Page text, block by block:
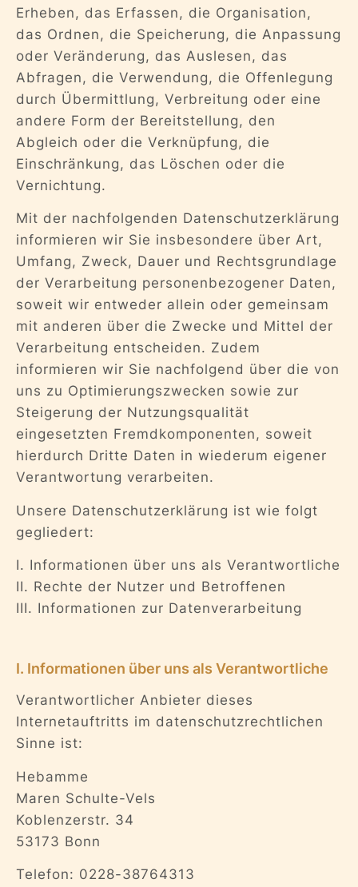
Erheben, das Erfassen, die Organisation,
das Ordnen, die Speicherung, die Anpassung
oder Veränderung, das Auslesen, das
Abfragen, die Verwendung, die Offenlegung
durch Übermittlung, Verbreitung oder eine
andere Form der Bereitstellung, den
Abgleich oder die Verknüpfung, die
Einschränkung, das Löschen oder die
Vernichtung.
Mit der nachfolgenden Datenschutzerklärung
informieren wir Sie insbesondere über Art,
Umfang, Zweck, Dauer und Rechtsgrundlage
der Verarbeitung personenbezogener Daten,
soweit wir entweder allein oder gemeinsam
mit anderen über die Zwecke und Mittel der
Verarbeitung entscheiden. Zudem
informieren wir Sie nachfolgend über die von
uns zu Optimierungszwecken sowie zur
Steigerung der Nutzungsqualität
eingesetzten Fremdkomponenten, soweit
hierdurch Dritte Daten in wiederum eigener
Verantwortung verarbeiten.
Unsere Datenschutzerklärung ist wie folgt
gegliedert:
I. Informationen über uns als Verantwortliche
II. Rechte der Nutzer und Betroffenen
III. Informationen zur Datenverarbeitung
I. Informationen über uns als Verantwortliche
Verantwortlicher Anbieter dieses
Internetauftritts im datenschutzrechtlichen
Sinne ist:
Hebamme
Maren Schulte-Vels
Koblenzerstr. 34
53173 Bonn
Telefon: 0228-38764313